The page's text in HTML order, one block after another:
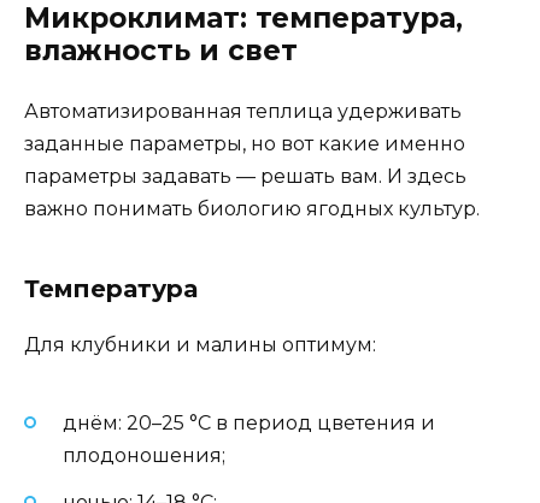
Микроклимат: температура,
влажность и свет
Автоматизированная теплица удерживать
заданные параметры, но вот какие именно
параметры задавать — решать вам. И здесь
важно понимать биологию ягодных культур.
Температура
Для клубники и малины оптимум:
днём: 20–25 °C в период цветения и
плодоношения;